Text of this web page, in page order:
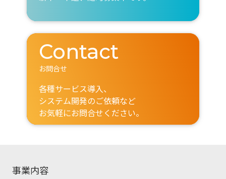
Contact
お問合せ
各種サービス導入、
システム開発のご依頼など
お気軽にお問合せください。
事業内容